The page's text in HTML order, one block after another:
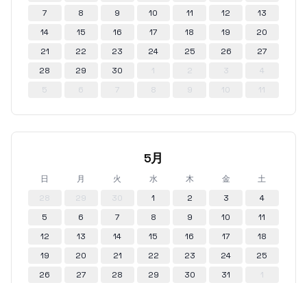
7
8 9 10 11 12
13
14
15 16 17 18 19
20
21
22 23 24 25 26
27
28
29 30 1 2 3
4
5
6 7 8 9 10 11
5月
日 月 火 水 木 金
土
28
29 30 1 2 3
4
5
6 7 8 9 10
11
12
13 14 15 16 17
18
19
20 21 22 23 24
25
26
27 28 29 30 31
1